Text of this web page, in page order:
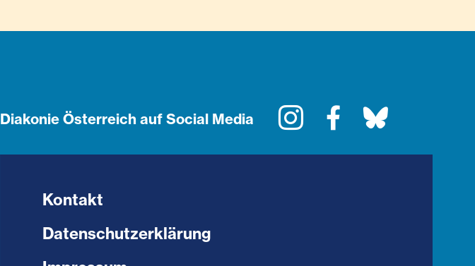
Diakonie Österreich auf Social Media InstagramFacebook
Kontakt
Datenschutzerklärung